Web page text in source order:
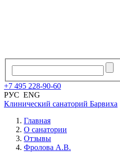
+7 495 228-90-60
РУС ENG
Клинический санаторий Барвиха
Главная
О санатории
Отзывы
Фролова А.В.